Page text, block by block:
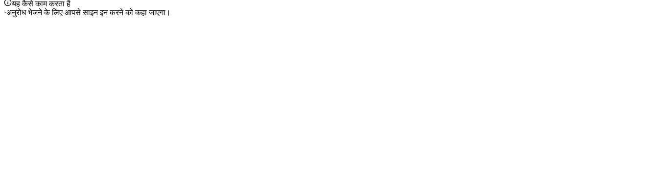
यह कैसे काम करता है
·अनुरोध भेजने के लिए आपसे साइन इन करने को कहा जाएगा।